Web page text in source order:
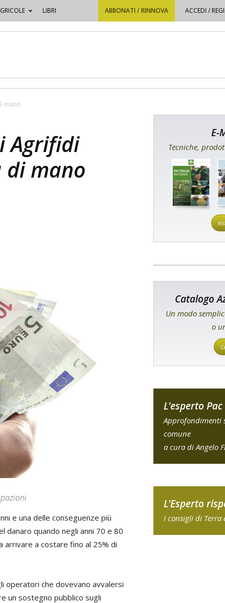
LIBRI ABBONATI / RINNOVA ACCEDI /
mano
Agrifidi
mano
e una delle conseguenze più
quando negli anni 70 e 80
a costare fino al 25% di
operatori che dovevano avvalersi
un sostegno pubblico sugli
E-
Tecniche,
Catalogo
Un modo
o
L'esperto
Approfondimenti
comune
a cura di Angelo
L'Esperto
I consigli di Terra